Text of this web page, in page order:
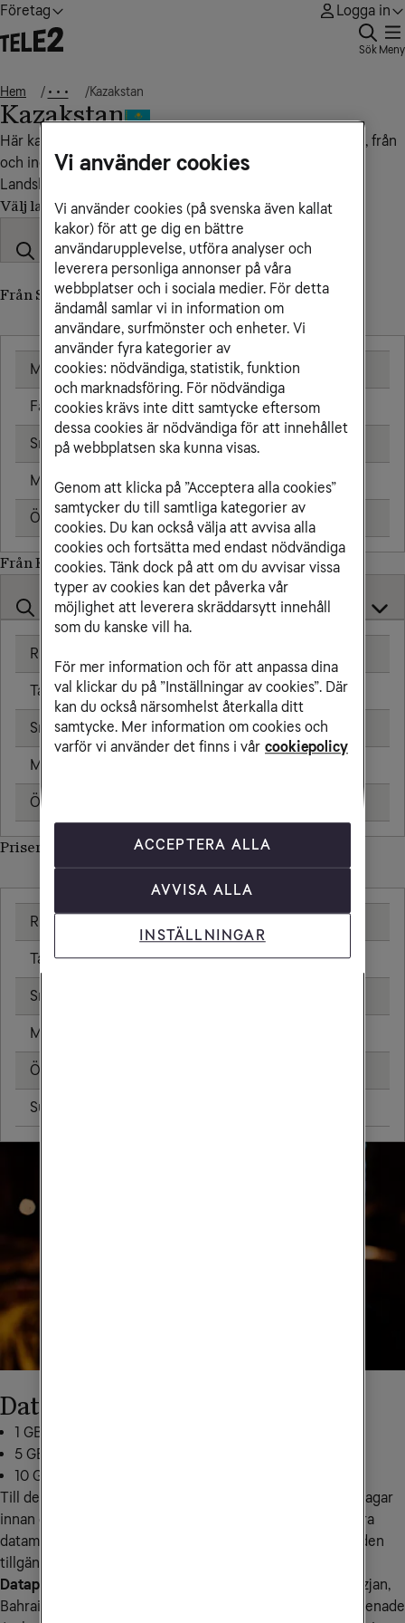
Företag Logga in
Sök Meny
Hem • • • Kazakstan
Kazakstan
Här kan du se vad det kostar att ringa, sms:a och surfa till, från
och inom Kazakstan.
Landskod: +77
Välj land
Från Sverige till Kazakstan
Mobil 7,00 kr/min
Fast telefon 7,00 kr/min
Sms 1,91 kr
Mms 2,39 kr
Öppningsavgift 0,79 kr
Från Kazakstan till
Ringa samtal
Ta emot samtal 20,00 kr/min
Sms 4,80 kr
Mms
Öppningsavgift
Priser inom Kazakstan
Ringa samtal
Ta emot samtal 20,00 kr/min
Sms
Mms
Öppningsavgift
Surfa utan surfpaket
Datapaket till Asien
1 GB för 199 kr: skicka
5 GB för 349 kr: skicka
10 GB för 499 kr: skicka
Till det här landet kan du köpa till mobildata tidigast 30 dagar
innan du vill använda den. När du börjar använda den extra
datamängden i den region du befinner dig i är datamängden
tillgänglig i 14 dagar.
Datapaketet gäller i följande länder:
Armenien, Azerbajdzjan,
Bahrain, Bangladesh, Brunei Darussalam, Filippinerna, Förenade
Vi använder cookies
Vi använder cookies (på svenska även kallat
kakor) för att ge dig en bättre
användarupplevelse, utföra analyser och
leverera personliga annonser på våra
webbplatser och i sociala medier. För detta
ändamål samlar vi in information om
användare, surfmönster och enheter. Vi
använder fyra kategorier av
cookies: nödvändiga, statistik, funktion
och marknadsföring. För nödvändiga
cookies krävs inte ditt samtycke eftersom
dessa cookies är nödvändiga för att innehållet
på webbplatsen ska kunna visas.
Genom att klicka på ”Acceptera alla cookies”
samtycker du till samtliga kategorier av
cookies. Du kan också välja att avvisa alla
cookies och fortsätta med endast nödvändiga
cookies. Tänk dock på att om du avvisar vissa
typer av cookies kan det påverka vår
möjlighet att leverera skräddarsytt innehåll
som du kanske vill ha.
För mer information och för att anpassa dina
val klickar du på ”Inställningar av cookies”. Där
kan du också närsomhelst återkalla ditt
samtycke. Mer information om cookies och
varför vi använder det finns i vår cookiepolicy
ACCEPTERA ALLA
AVVISA ALLA
INSTÄLLNINGAR